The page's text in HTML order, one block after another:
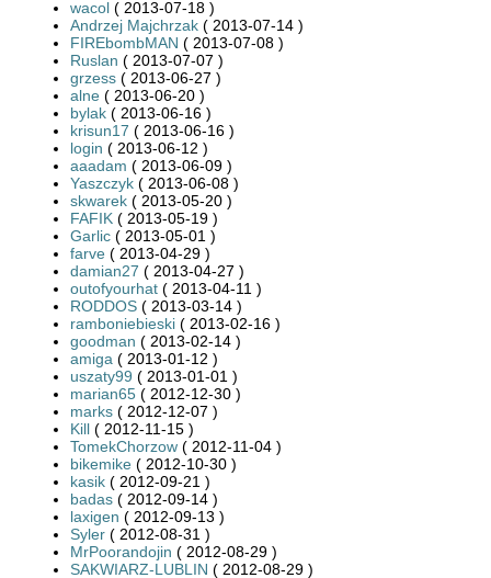
wacol ( 2013-07-18 )
Andrzej Majchrzak ( 2013-07-14 )
FIREbombMAN ( 2013-07-08 )
Ruslan ( 2013-07-07 )
grzess ( 2013-06-27 )
alne ( 2013-06-20 )
bylak ( 2013-06-16 )
krisun17 ( 2013-06-16 )
login ( 2013-06-12 )
aaadam ( 2013-06-09 )
Yaszczyk ( 2013-06-08 )
skwarek ( 2013-05-20 )
FAFIK ( 2013-05-19 )
Garlic ( 2013-05-01 )
farve ( 2013-04-29 )
damian27 ( 2013-04-27 )
outofyourhat ( 2013-04-11 )
RODDOS ( 2013-03-14 )
ramboniebieski ( 2013-02-16 )
goodman ( 2013-02-14 )
amiga ( 2013-01-12 )
uszaty99 ( 2013-01-01 )
marian65 ( 2012-12-30 )
marks ( 2012-12-07 )
Kill ( 2012-11-15 )
TomekChorzow ( 2012-11-04 )
bikemike ( 2012-10-30 )
kasik ( 2012-09-21 )
badas ( 2012-09-14 )
laxigen ( 2012-09-13 )
Syler ( 2012-08-31 )
MrPoorandojin ( 2012-08-29 )
SAKWIARZ-LUBLIN ( 2012-08-29 )